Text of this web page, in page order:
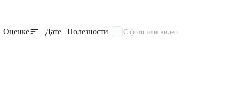
Оценке Дате Полезности С фото или видео